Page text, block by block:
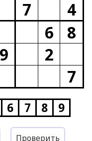
7
4
6
8
9
2
7
6 7 8 9
Проверить